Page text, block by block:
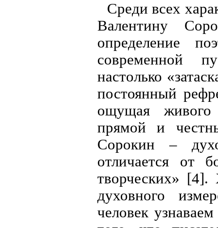
Среди всех
Валентину
определение
современной
настолько
постоянный
ощущая
прямой и
Сорокин –
отличается от
творческих» [4].
духовного
человек